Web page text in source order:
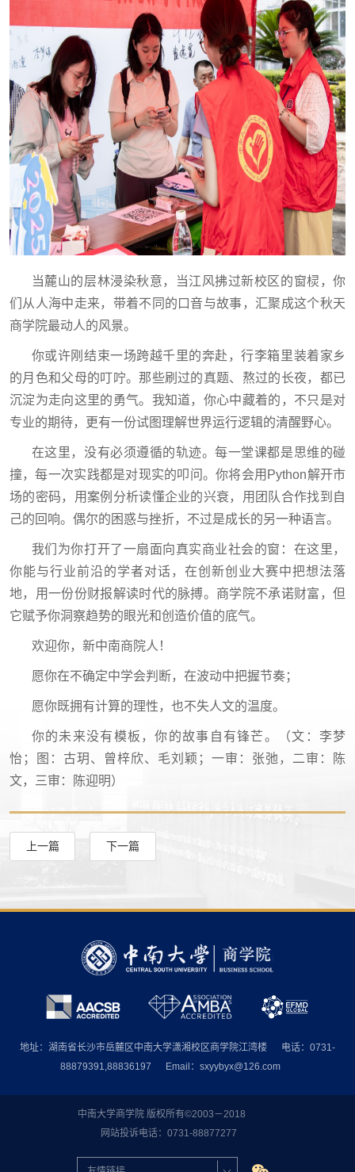
当麓山的层林浸染秋意，当江风拂过新校区的窗棂，你
们从人海中走来，带着不同的口音与故事，汇聚成这个秋天
商学院最动人的风景。
你或许刚结束一场跨越千里的奔赴，行李箱里装着家乡
的月色和父母的叮咛。那些刷过的真题、熬过的长夜，都已
沉淀为走向这里的勇气。我知道，你心中藏着的，不只是对
专业的期待，更有一份试图理解世界运行逻辑的清醒野心。
在这里，没有必须遵循的轨迹。每一堂课都是思维的碰
撞，每一次实践都是对现实的叩问。你将会用Python解开市
场的密码，用案例分析读懂企业的兴衰，用团队合作找到自
己的回响。偶尔的困惑与挫折，不过是成长的另一种语言。
我们为你打开了一扇面向真实商业社会的窗：在这里，
你能与行业前沿的学者对话，在创新创业大赛中把想法落
地，用一份份财报解读时代的脉搏。商学院不承诺财富，但
它赋予你洞察趋势的眼光和创造价值的底气。
欢迎你，新中南商院人！
愿你在不确定中学会判断，在波动中把握节奏；
愿你既拥有计算的理性，也不失人文的温度。
你的未来没有模板，你的故事自有锋芒。（文： 李梦
怡；图 ：古玥、曾梓欣、毛刘颖； 一审：张弛，二审：陈
文，三审：陈迎明）
上一篇 下一篇
地址：湖南省长沙市岳麓区中南大学潇湘校区商学院江湾楼
电话：0731-
88879391,88836197
Email：sxyybyx@126.com
中南大学商学院 版权所有©2003－2018
网站投诉电话：0731-88877277